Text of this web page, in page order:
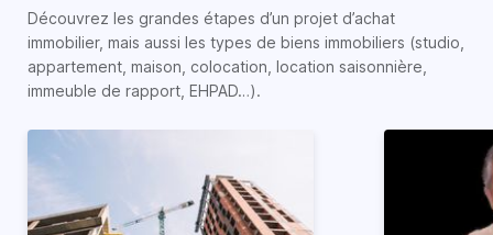
Découvrez les grandes étapes d’un projet d’achat
immobilier, mais aussi les types de biens immobiliers (studio,
appartement, maison, colocation, location saisonnière,
immeuble de rapport, EHPAD…).